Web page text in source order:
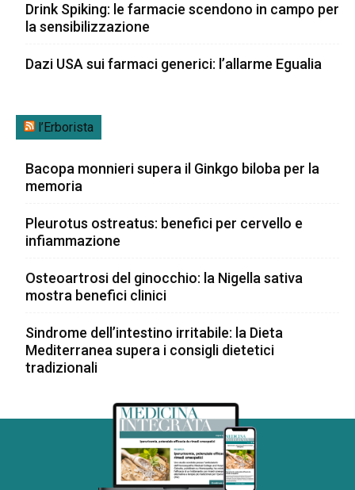
Drink Spiking: le farmacie scendono in campo per
la sensibilizzazione
Dazi USA sui farmaci generici: l’allarme Egualia
l’Erborista
Bacopa monnieri supera il Ginkgo biloba per la
memoria
Pleurotus ostreatus: benefici per cervello e
infiammazione
Osteoartrosi del ginocchio: la Nigella sativa
mostra benefici clinici
Sindrome dell’intestino irritabile: la Dieta
Mediterranea supera i consigli dietetici
tradizionali